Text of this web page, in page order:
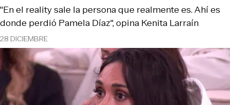
28 DICIEMBRE
"En el reality sale la persona que realmente es. Ahí es
donde perdió Pamela Díaz", opina Kenita Larraín